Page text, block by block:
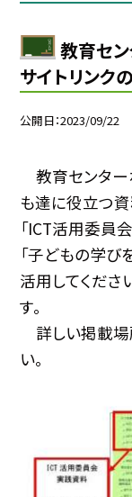
教育セ
サイトリンク
公開日 2023/09/22
教育センター
も達に役立つ資
「ICT活用委員
「子どもの学び
活用してくださ
す。
詳しい掲載場
い。